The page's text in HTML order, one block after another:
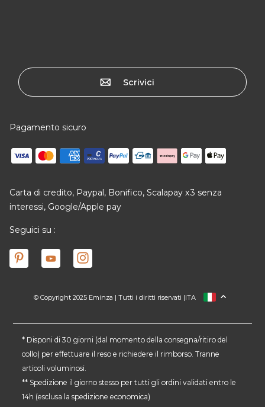
Scrivici
Pagamento sicuro
Carta di credito, Paypal, Bonifico, Scalapay x3 senza
interessi, Google/Apple pay
Seguici su :
© Copyright 2025 Eminza | Tutti i diritti riservati |
FRANCIA
GERMANIA
PAESI BASSI
ITA
* Disponi di 30 giorni (dal momento della consegna/ritiro del
collo) per effettuare il reso e richiedere il rimborso. Tranne
articoli voluminosi.
** Spedizione il giorno stesso per tutti gli ordini validati entro le
14h (esclusa la spedizione economica)